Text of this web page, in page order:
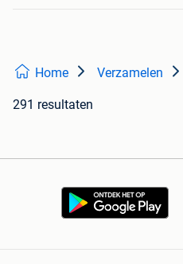
Home Verzamelen
291 resultaten